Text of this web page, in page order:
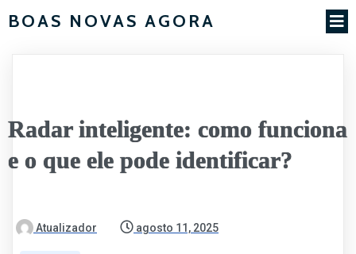
BOAS NOVAS AGORA
Radar inteligente: como funciona
e o que ele pode identificar?
Atualizador agosto 11, 2025